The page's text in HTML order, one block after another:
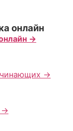
онлайн
->
->
>